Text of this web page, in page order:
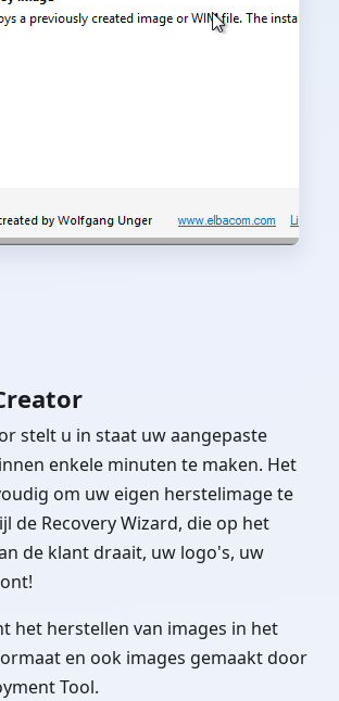
stelt u in staat uw aangepaste
enkele minuten te maken. Het
om uw eigen herstelimage te
de Recovery Wizard, die op het
de klant draait, uw logo's, uw
het herstellen van images in het
en ook images gemaakt door
Tool.